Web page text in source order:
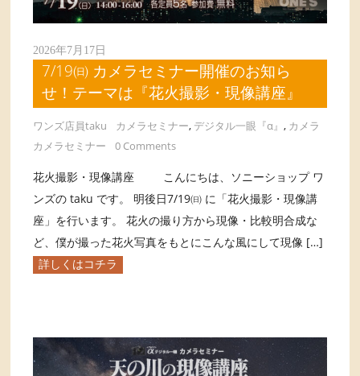
2026年7月17日
7/19㈰ カメラセミナー開催のお知ら
せ！テーマは『花火撮影・現像講座』
ワンズ店員taku カメラセミナー, デジタル一眼『α』, カメラ
カメラセミナー
0 Comments
花火撮影・現像講座 こんにちは、ソニーショップ ワ
ンズの taku です。 明後日7/19㈰ に「花火撮影・現像講
座」を行います。 花火の撮り方から現像・比較明合成な
ど、僕が撮った花火写真をもとにこんな風にして現像 […]
詳しくはコチラ